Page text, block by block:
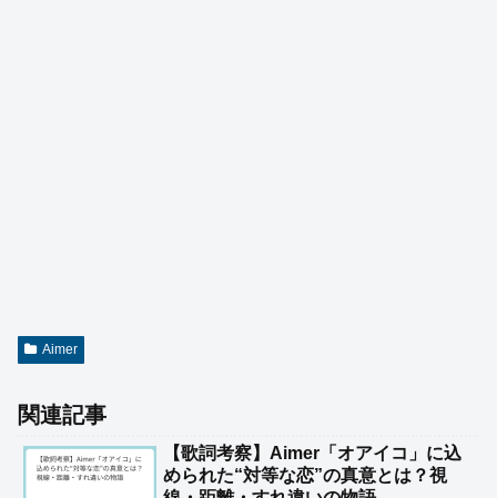
Aimer
関連記事
【歌詞考察】Aimer「オアイコ」に込
められた“対等な恋”の真意とは？視